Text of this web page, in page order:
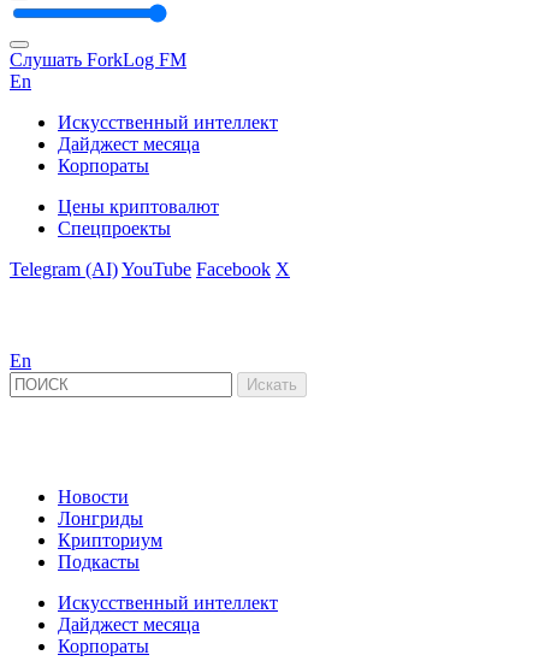
Слушать ForkLog FM
En
Искусственный интеллект
Дайджест месяца
Корпораты
Цены криптовалют
Спецпроекты
Telegram (AI)YouTube Facebook X
En
Новости
Лонгриды
Крипториум
Подкасты
Искусственный интеллект
Дайджест месяца
Корпораты